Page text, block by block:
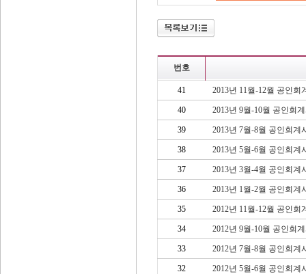
번호
41 2013년 11월-12월 공인
40 2013년 9월-10월 공인회
39 2013년 7월-8월 공인회계
38 2013년 5월-6월 공인회계
37 2013년 3월-4월 공인회계
36 2013년 1월-2월 공인회계
35 2012년 11월-12월 공인
34 2012년 9월-10월 공인회
33 2012년 7월-8월 공인회계
32 2012년 5월-6월 공인회계